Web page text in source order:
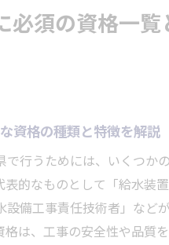
資格の合格率や難易度を徹
勉強法で水道工事資格合格
指すためのおすすめ試験対
必須の資格一覧
資格の種類と特徴を解説
で行うためには、いくつか
表的なものとして「給水装
設備工事責任技術者」など
格は、工事の安全性や品質